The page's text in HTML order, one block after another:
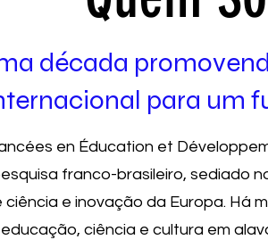
década
para um
en Éducation et
franco-brasileiro, sediado
e inovação da Europa. Há
ciência e cultura em